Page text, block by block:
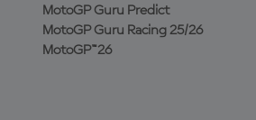
MotoGP Guru Predict
MotoGP Guru Racing 25/26
MotoGP™26